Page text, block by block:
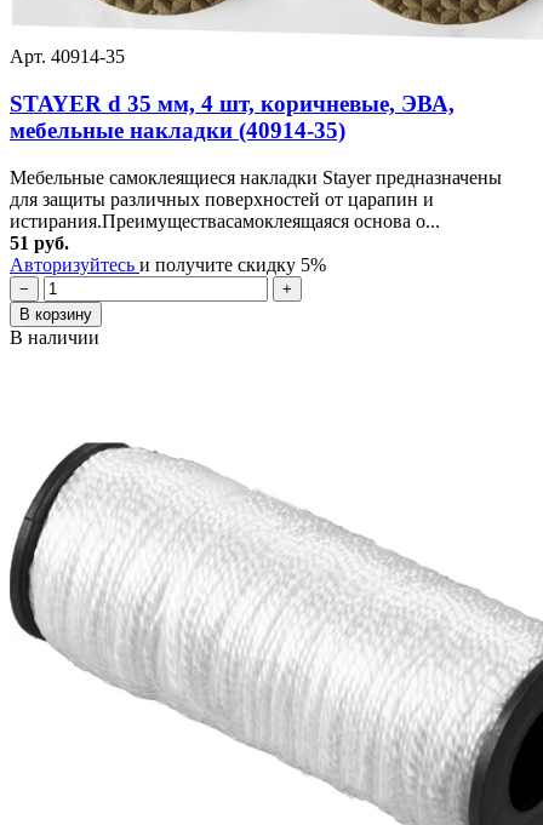
Арт. 40914-35
STAYER d 35 мм, 4 шт, коричневые, ЭВА,
мебельные накладки (40914-35)
Мебельные самоклеящиеся накладки Stayer предназначены
для защиты различных поверхностей от царапин и
истирания.Преимуществасамоклеящаяся основа о...
51 руб.
Авторизуйтесь и получите скидку 5%
−
+
В корзину
В наличии